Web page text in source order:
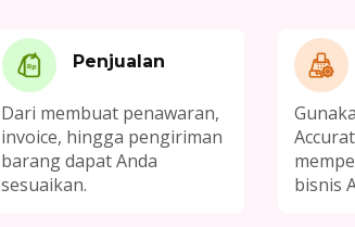
Penjualan
Dari membuat penawaran,
invoice, hingga pengiriman
barang dapat Anda
sesuaikan.
bisnis